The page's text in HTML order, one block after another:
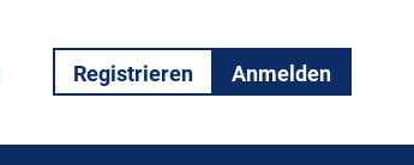
Registrieren Anmelden